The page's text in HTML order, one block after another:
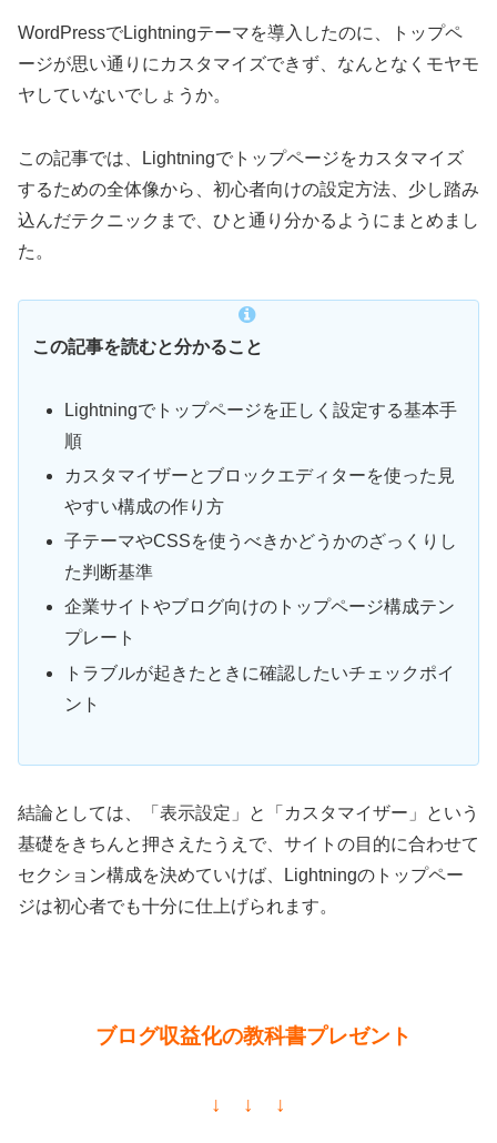
WordPressでLightningテーマを導入したのに、トップペ
ージが思い通りにカスタマイズできず、なんとなくモヤモ
ヤしていないでしょうか。
この記事では、Lightningでトップページをカスタマイズ
するための全体像から、初心者向けの設定方法、少し踏み
込んだテクニックまで、ひと通り分かるようにまとめまし
た。
この記事を読むと分かること
Lightningでトップページを正しく設定する基本手
順
カスタマイザーとブロックエディターを使った見
やすい構成の作り方
子テーマやCSSを使うべきかどうかのざっくりし
た判断基準
企業サイトやブログ向けのトップページ構成テン
プレート
トラブルが起きたときに確認したいチェックポイ
ント
結論としては、「表示設定」と「カスタマイザー」という
基礎をきちんと押さえたうえで、サイトの目的に合わせて
セクション構成を決めていけば、Lightningのトップペー
ジは初心者でも十分に仕上げられます。
ブログ収益化の教科書プレゼント
↓ ↓ ↓